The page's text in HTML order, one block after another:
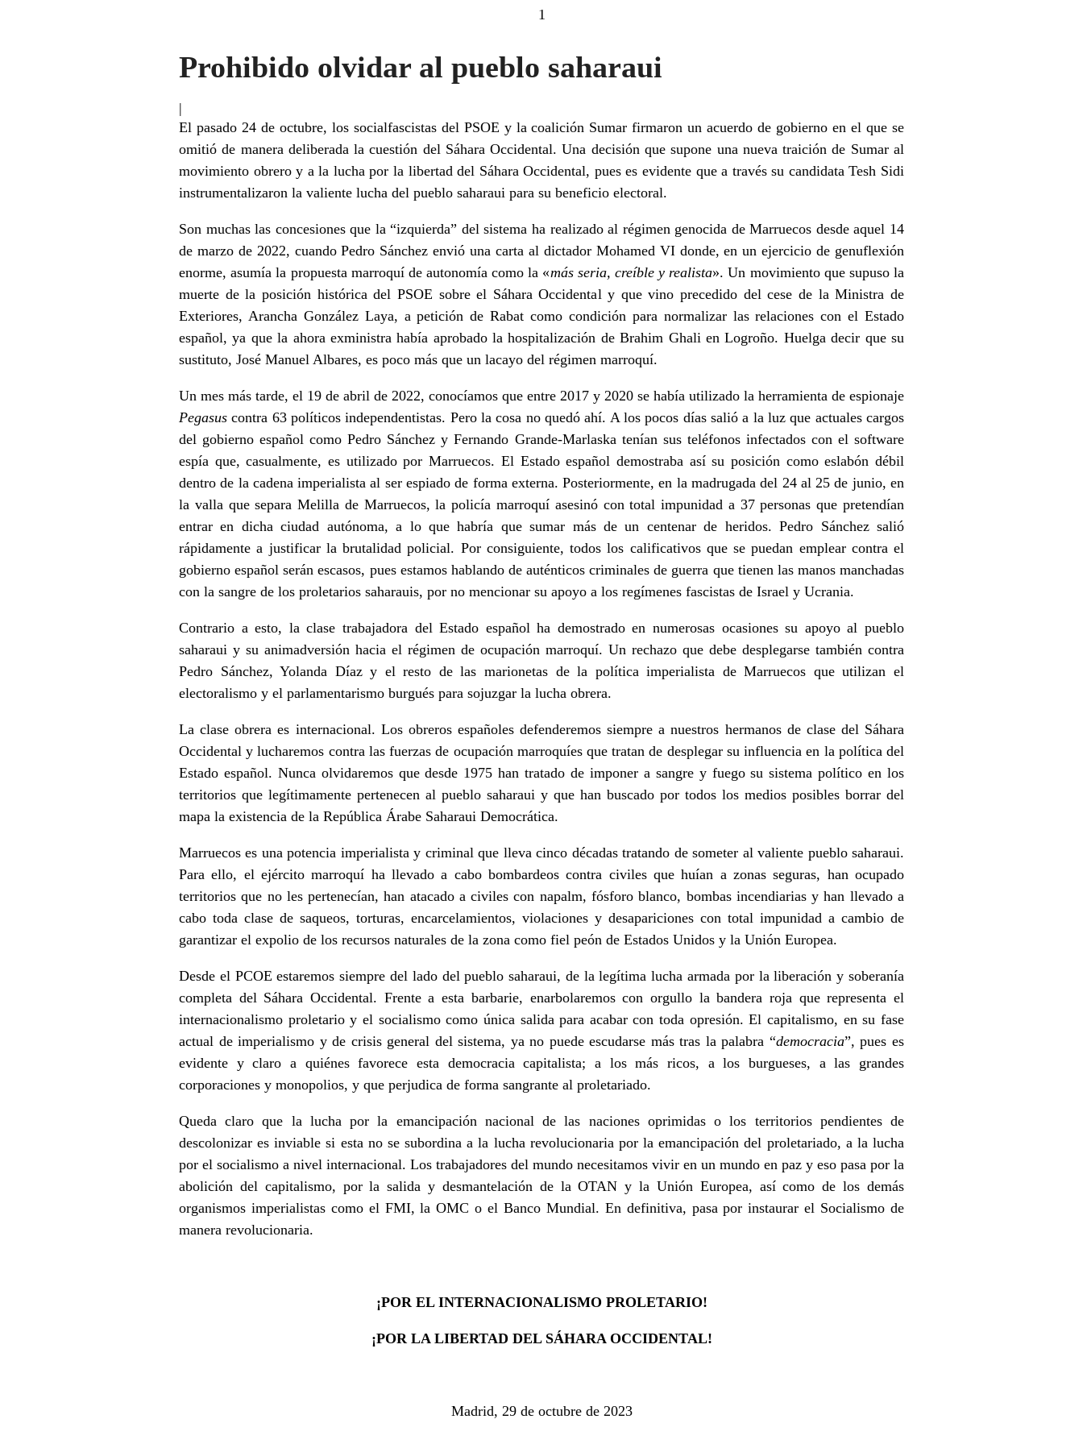
1
Prohibido olvidar al pueblo saharaui
|
El pasado 24 de octubre, los socialfascistas del PSOE y la coalición Sumar firmaron un acuerdo de gobierno en el que se
omitió de manera deliberada la cuestión del Sáhara Occidental. Una decisión que supone una nueva traición de Sumar al
movimiento obrero y a la lucha por la libertad del Sáhara Occidental, pues es evidente que a través su candidata Tesh Sidi
instrumentalizaron la valiente lucha del pueblo saharaui para su beneficio electoral.
Son muchas las concesiones que la “izquierda” del sistema ha realizado al régimen genocida de Marruecos desde aquel 14
de marzo de 2022, cuando Pedro Sánchez envió una carta al dictador Mohamed VI donde, en un ejercicio de genuflexión
enorme, asumía la propuesta marroquí de autonomía como la «más seria, creíble y realista». Un movimiento que supuso la
muerte de la posición histórica del PSOE sobre el Sáhara Occidental y que vino precedido del cese de la Ministra de
Exteriores, Arancha González Laya, a petición de Rabat como condición para normalizar las relaciones con el Estado
español, ya que la ahora exministra había aprobado la hospitalización de Brahim Ghali en Logroño. Huelga decir que su
sustituto, José Manuel Albares, es poco más que un lacayo del régimen marroquí.
Un mes más tarde, el 19 de abril de 2022, conocíamos que entre 2017 y 2020 se había utilizado la herramienta de espionaje
Pegasuscontra 63 políticos independentistas. Pero la cosa no quedó ahí. A los pocos días salió a la luz que actuales cargos
del gobierno español como Pedro Sánchez y Fernando Grande-Marlaska tenían sus teléfonos infectados con el software
espía que, casualmente, es utilizado por Marruecos. El Estado español demostraba así su posición como eslabón débil
dentro de la cadena imperialista al ser espiado de forma externa. Posteriormente, en la madrugada del 24 al 25 de junio, en
la valla que separa Melilla de Marruecos, la policía marroquí asesinó con total impunidad a 37 personas que pretendían
entrar en dicha ciudad autónoma, a lo que habría que sumar más de un centenar de heridos. Pedro Sánchez salió
rápidamente a justificar la brutalidad policial. Por consiguiente, todos los calificativos que se puedan emplear contra el
gobierno español serán escasos, pues estamos hablando de auténticos criminales de guerra que tienen las manos manchadas
con la sangre de los proletarios saharauis, por no mencionar su apoyo a los regímenes fascistas de Israel y Ucrania.
Contrario a esto, la clase trabajadora del Estado español ha demostrado en numerosas ocasiones su apoyo al pueblo
saharaui y su animadversión hacia el régimen de ocupación marroquí. Un rechazo que debe desplegarse también contra
Pedro Sánchez, Yolanda Díaz y el resto de las marionetas de la política imperialista de Marruecos que utilizan el
electoralismo y el parlamentarismo burgués para sojuzgar la lucha obrera.
La clase obrera es internacional. Los obreros españoles defenderemos siempre a nuestros hermanos de clase del Sáhara
Occidental y lucharemos contra las fuerzas de ocupación marroquíes que tratan de desplegar su influencia en la política del
Estado español. Nunca olvidaremos que desde 1975 han tratado de imponer a sangre y fuego su sistema político en los
territorios que legítimamente pertenecen al pueblo saharaui y que han buscado por todos los medios posibles borrar del
mapa la existencia de la República Árabe Saharaui Democrática.
Marruecos es una potencia imperialista y criminal que lleva cinco décadas tratando de someter al valiente pueblo saharaui.
Para ello, el ejército marroquí ha llevado a cabo bombardeos contra civiles que huían a zonas seguras, han ocupado
territorios que no les pertenecían, han atacado a civiles con napalm, fósforo blanco, bombas incendiarias y han llevado a
cabo toda clase de saqueos, torturas, encarcelamientos, violaciones y desapariciones con total impunidad a cambio de
garantizar el expolio de los recursos naturales de la zona como fiel peón de Estados Unidos y la Unión Europea.
Desde el PCOE estaremos siempre del lado del pueblo saharaui, de la legítima lucha armada por la liberación y soberanía
completa del Sáhara Occidental. Frente a esta barbarie, enarbolaremos con orgullo la bandera roja que representa el
internacionalismo proletario y el socialismo como única salida para acabar con toda opresión. El capitalismo, en su fase
actual de imperialismo y de crisis general del sistema, ya no puede escudarse más tras la palabra “democracia”, pues es
evidente y claro a quiénes favorece esta democracia capitalista; a los más ricos, a los burgueses, a las grandes
corporaciones y monopolios, y que perjudica de forma sangrante al proletariado.
Queda claro que la lucha por la emancipación nacional de las naciones oprimidas o los territorios pendientes de
descolonizar es inviable si esta no se subordina a la lucha revolucionaria por la emancipación del proletariado, a la lucha
por el socialismo a nivel internacional. Los trabajadores del mundo necesitamos vivir en un mundo en paz y eso pasa por la
abolición del capitalismo, por la salida y desmantelación de la OTAN y la Unión Europea, así como de los demás
organismos imperialistas como el FMI, la OMC o el Banco Mundial. En definitiva, pasa por instaurar el Socialismo de
manera revolucionaria.
¡POR EL INTERNACIONALISMO PROLETARIO!
¡POR LA LIBERTAD DEL SÁHARA OCCIDENTAL!
Madrid, 29 de octubre de 2023